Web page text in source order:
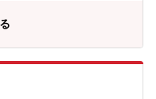
と実行も行っています。
の土台を支えるファシリ
グループに配属予定で
保全職20名程度で構成さ
ります。また当グループ
織です。【アピールポイ